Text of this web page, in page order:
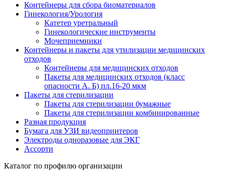
Контейнеры для сбора биоматериалов
Гинекология/Урология
Катетер уретральный
Гинекологические инструменты
Мочеприемники
Контейнеры и пакеты для утилизации медицинских
отходов
Контейнеры для медицинских отходов
Пакеты для медицинских отходов (класс
опасности А. Б) пл.16-20 мкм
Пакеты для стерилизации
Пакеты для стерилизации бумажные
Пакеты для стерилизации комбинированные
Разная продукция
Бумага для УЗИ видеопринтеров
Электроды одноразовые для ЭКГ
Ассорти
Каталог по профилю организации